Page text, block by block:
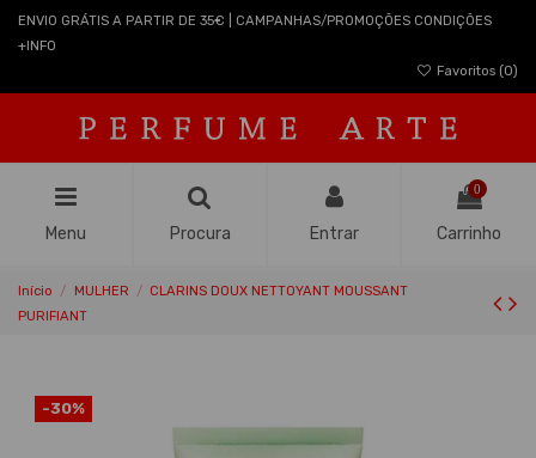
ENVIO GRÁTIS A PARTIR DE 35€ | CAMPANHAS/PROMOÇÕES CONDIÇÕES
+INFO
Favoritos (0)
Menu Procura Entrar
0
Carrinho
Início MULHER
CLARINS DOUX NETTOYANT MOUSSANT
PURIFIANT
-30%